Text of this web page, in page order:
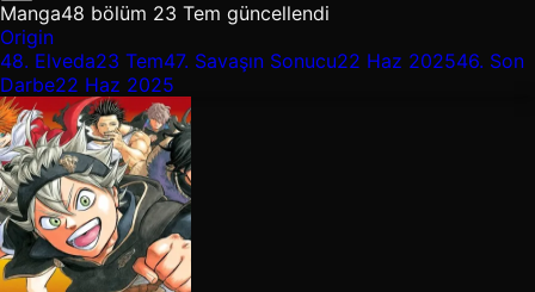
Manga48 bölüm 23 Tem güncellendi
Origin
48. Elveda23 Tem47. Savaşın Sonucu22 Haz 202546. Son
Darbe22 Haz 2025